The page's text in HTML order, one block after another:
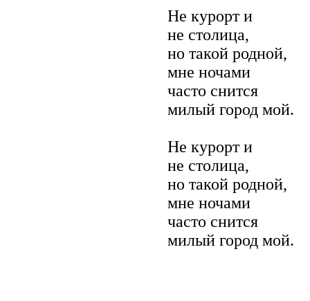
Не курорт и
не столица,
но такой родной,
мне ночами
часто снится
милый город мой.
Не курорт и
не столица,
но такой родной,
мне ночами
часто снится
милый город мой.